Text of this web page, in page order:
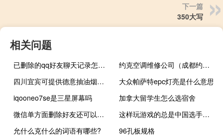
下一篇
350大写
相关问题
已删除的qq好友聊天记录怎么查看,要恢复好友吗 查看别人qq聊天记录
约克空调维修公司（成都约克空调维修）
四川宜宾可提供德意抽油烟机维修服务地址在哪
大众帕萨特epc灯亮是什么意思
iqooneo7se是三星屏幕吗
加拿大留学生怎么选宿舍
微信单方面删除好友还可以加上吗（单方删除微信好友又加会有提示吗）
这样玩游戏的总是中国选手什么梗
允什么克什么的词语有哪些?
96孔板规格